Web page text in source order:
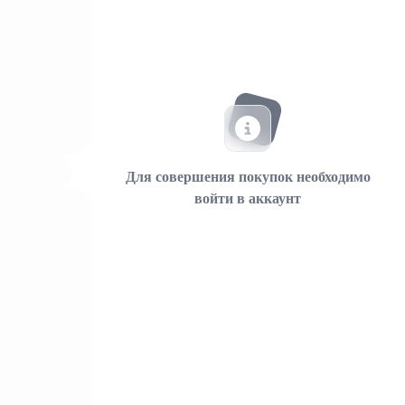
Для совершения покупок необходимо
войти в аккаунт